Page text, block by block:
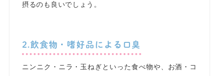
摂るのも良いでしょう。
2.飲食物・嗜好品による口臭
ニンニク・ニラ・玉ねぎといった食べ物や、お酒・コ